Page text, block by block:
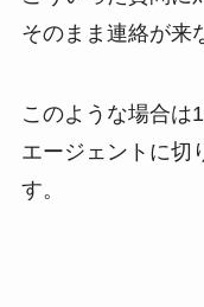
そのまま連絡が来
このような場合は
エージェントに切
す。